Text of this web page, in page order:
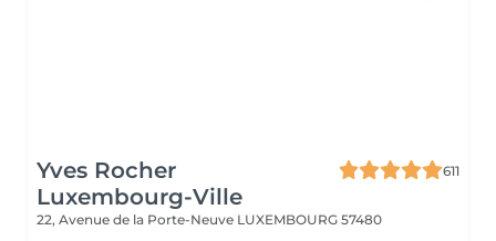
Yves Rocher
Luxembourg-Ville
611
22, Avenue de la Porte-Neuve LUXEMBOURG 57480